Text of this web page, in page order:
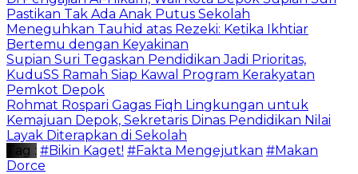
Pastikan Tak Ada Anak Putus Sekolah
Meneguhkan Tauhid atas Rezeki: Ketika Ikhtiar
Bertemu dengan Keyakinan
Supian Suri Tegaskan Pendidikan Jadi Prioritas,
KuduSS Ramah Siap Kawal Program Kerakyatan
Pemkot Depok
Rohmat Rospari Gagas Fiqh Lingkungan untuk
Kemajuan Depok, Sekretaris Dinas Pendidikan Nilai
Layak Diterapkan di Sekolah
Tag : #Bikin Kaget! #Fakta Mengejutkan #Makan
Dorce